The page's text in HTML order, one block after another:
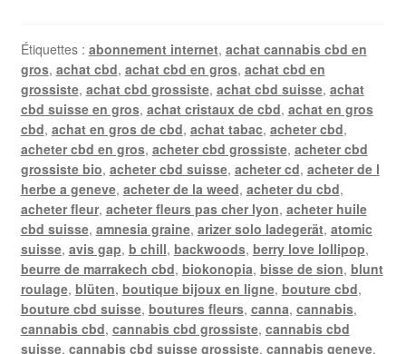
Étiquettes : abonnement internet, achat cannabis cbd en
gros, achat cbd, achat cbd en gros, achat cbd en
grossiste, achat cbd grossiste, achat cbd suisse, achat
cbd suisse en gros, achat cristaux de cbd, achat en gros
cbd, achat en gros de cbd, achat tabac, acheter cbd,
acheter cbd en gros, acheter cbd grossiste, acheter cbd
grossiste bio, acheter cbd suisse, acheter cd, acheter de l
herbe a geneve, acheter de la weed, acheter du cbd,
acheter fleur, acheter fleurs pas cher lyon, acheter huile
cbd suisse, amnesia graine, arizer solo ladegerät, atomic
suisse, avis gap, b chill, backwoods, berry love lollipop,
beurre de marrakech cbd, biokonopia, bisse de sion, blunt
roulage, blüten, boutique bijoux en ligne, bouture cbd,
bouture cbd suisse, boutures fleurs, canna, cannabis,
cannabis cbd, cannabis cbd grossiste, cannabis cbd
suisse, cannabis cbd suisse grossiste, cannabis geneve,